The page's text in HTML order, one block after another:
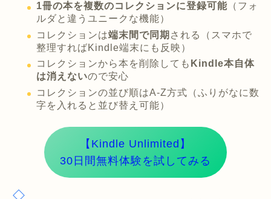
1冊の本を複数のコレクションに登録可能 （フォ
ルダと違うユニークな機能）
コレクションは端末間で同期 される（スマホで
整理すればKindle端末にも反映）
コレクションから本を削除しても Kindle本自体
は消えないので安心
コレクションの並び順はA-Z方式（ふりがなに数
字を入れると並び替え可能）
【Kindle Unlimited】
30日間無料体験を試してみる